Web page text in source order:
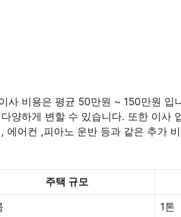
사 비용은 평균 50만원 ~ 150만원 입
양하게 변할 수 있습니다. 또한 이사
에어컨 ,피아노 운반 등과 같은 추가
주택 규모
1톤